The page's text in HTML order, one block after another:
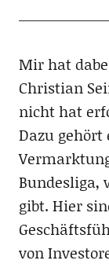
Mir hat
Christian
nicht hat
Dazu
Bundesliga,
gibt. Hier
von